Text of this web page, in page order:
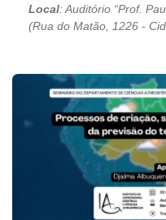
Local: Auditório “Prof.
(Rua do Matão, 1226 -